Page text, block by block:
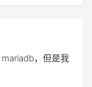
，但是我